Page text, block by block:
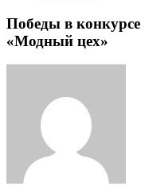
Победы в
«Модный цех»